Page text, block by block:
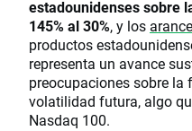
estadounidenses sobre
145% al ​​30%, y los
productos
representa un avance
preocupaciones sobre
volatilidad futura, algo
Nasdaq 100.